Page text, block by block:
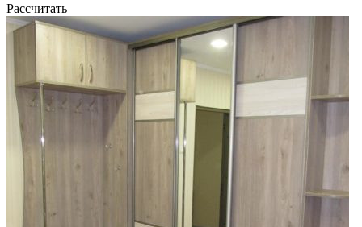
Рассчитать